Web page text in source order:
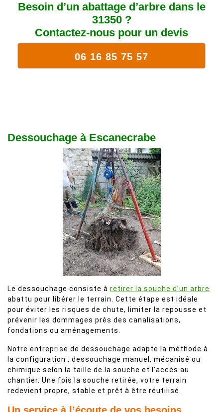
Besoin d’un abattage d’arbre dans le
31350 ?
Contactez-nous pour un devis
06 16 85 75 57
Dessouchage à Escanecrabe
Le dessouchage consiste à retirer la souche d’un arbre
abattu pour libérer le terrain. Cette étape est idéale
pour éviter les risques de chute, limiter la repousse et
prévenir les dommages près des canalisations,
fondations ou aménagements.
Notre entreprise de dessouchage adapte la méthode à
la configuration : dessouchage manuel, mécanisé ou
chimique selon la taille de la souche et l’accès au
chantier. Une fois la souche retirée, votre terrain
redevient propre, stable et prêt à être réutilisé.